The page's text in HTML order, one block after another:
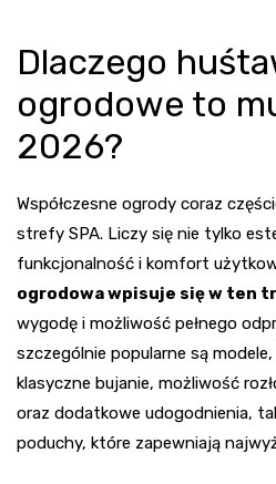
Dlaczego
ogrodowe to
2026?
Współczesne ogrody coraz
strefy SPA. Liczy się nie tylko
funkcjonalność i komfort
ogrodowa wpisuje się w ten
wygodę i możliwość pełnego
szczególnie popularne są
klasyczne bujanie, możliwość
oraz dodatkowe udogodnienia,
poduchy, które zapewniają